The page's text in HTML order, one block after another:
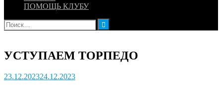
ПОМОЩЬ КЛУБУ
Найти:
УСТУПАЕМ ТОРПЕДО
23.12.202324.12.2023